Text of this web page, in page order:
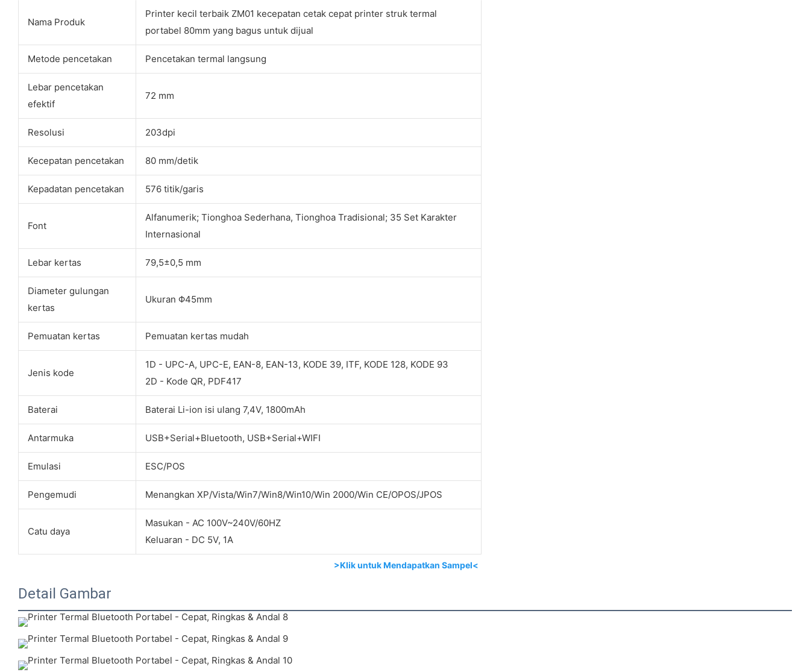
Nama Produk
Printer kecil terbaik ZM01 kecepatan cetak cepat printer struk termal
portabel 80mm yang bagus untuk dijual
Metode pencetakan Pencetakan termal langsung
Lebar pencetakan
efektif
72 mm
Resolusi 203dpi
Kecepatan pencetakan 80 mm/detik
Kepadatan pencetakan 576 titik/garis
Font
Alfanumerik; Tionghoa Sederhana, Tionghoa Tradisional; 35 Set Karakter
Internasional
Lebar kertas 79,5±0,5 mm
Diameter gulungan
kertas
Ukuran Φ45mm
Pemuatan kertas Pemuatan kertas mudah
Jenis kode
1D - UPC-A, UPC-E, EAN-8, EAN-13, KODE 39, ITF, KODE 128, KODE 93
2D - Kode QR, PDF417
Baterai Baterai Li-ion isi ulang 7,4V, 1800mAh
Antarmuka USB+Serial+Bluetooth, USB+Serial+WIFI
Emulasi ESC/POS
Pengemudi Menangkan XP/Vista/Win7/Win8/Win10/Win 2000/Win CE/OPOS/JPOS
Catu daya
Masukan - AC 100V~240V/60HZ
Keluaran - DC 5V, 1A
>Klik untuk Mendapatkan Sampel<
Detail Gambar